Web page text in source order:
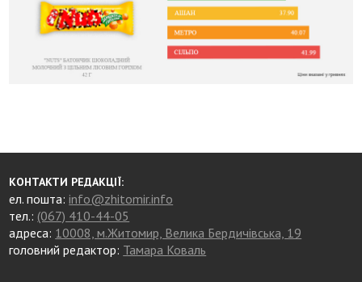
КОНТАКТИ РЕДАКЦІЇ:
ел. пошта:info@zhitomir.info
тел.: (067) 410-44-05
адреса: 10008, м.Житомир, Велика Бердичівська, 19
головний редактор: Тамара Коваль